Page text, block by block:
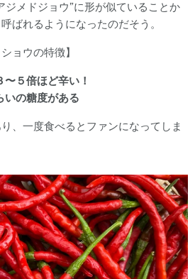
ジメドジョウ”に形が似ていることか
ばれるようになったのだそう。
ョウの特徴】
５倍ほど辛い！
いの糖度がある
、一度食べるとファンになってしま